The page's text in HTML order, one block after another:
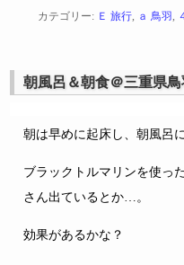
カテゴリー: Ｅ 旅行, ａ 鳥羽,
朝風呂＆朝食＠三重県
朝は早めに起床し、朝風呂
ブラックトルマリンを使っ
さん出ているとか…。
効果があるかな？